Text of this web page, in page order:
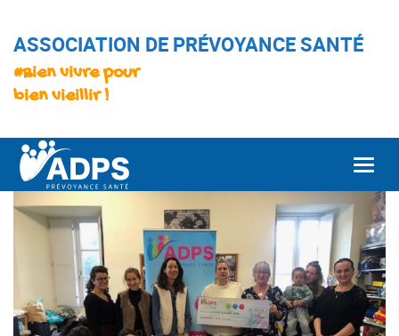
ASSOCIATION DE PRÉVOYANCE SANTÉ
#Bien vivre pour
bien vieillir !